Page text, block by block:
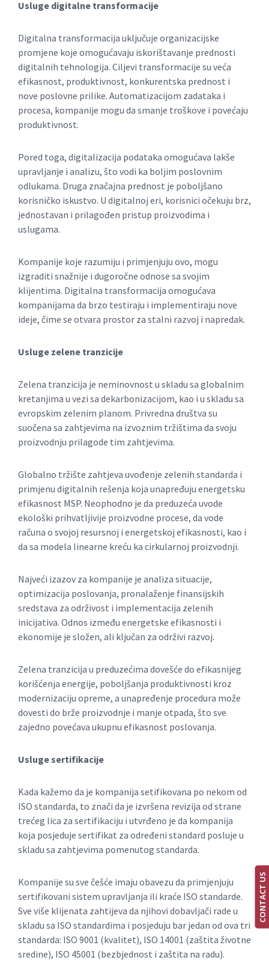
Usluge digitalne transformacije
Digitalna transformacija uključuje organizacijske
promjene koje omogućavaju iskorištavanje prednosti
digitalnih tehnologija. Ciljevi transformacije su veća
efikasnost, produktivnost, konkurentska prednost i
nove poslovne prilike. Automatizacijom zadataka i
procesa, kompanije mogu da smanje troškove i povećaju
produktivnost.
Pored toga, digitalizacija podataka omogućava lakše
upravljanje i analizu, što vodi ka boljim poslovnim
odlukama. Druga značajna prednost je poboljšano
korisničko iskustvo. U digitalnoj eri, korisnici očekuju brz,
jednostavan i prilagođen pristup proizvodima i
uslugama.
Kompanije koje razumiju i primjenjuju ovo, mogu
izgraditi snažnije i dugoročne odnose sa svojim
klijentima. Digitalna transformacija omogućava
kompanijama da brzo testiraju i implementiraju nove
ideje, čime se otvara prostor za stalni razvoj i napredak.
Usluge zelene tranzicije
Zelena tranzicija je neminovnost u skladu sa globalnim
kretanjima u vezi sa dekarbonizacijom, kao i u skladu sa
evropskim zelenim planom. Privredna društva su
suočena sa zahtjevima na izvoznim tržištima da svoju
proizvodnju prilagode tim zahtjevima.
Globalno tržište zahtjeva uvođenje zelenih standarda i
primjenu digitalnih rešenja koja unapređuju energetsku
efikasnost MSP. Neophodno je da preduzeća uvode
ekološki prihvatljivije proizvodne procese, da vode
računa o svojoj resursnoj i energetskoj efikasnosti, kao i
da sa modela linearne kreću ka cirkularnoj proizvodnji.
Najveći izazov za kompanije je analiza situacije,
optimizacija poslovanja, pronalaženje finansijskih
sredstava za održivost i implementacija zelenih
inicijativa. Odnos između energetske efikasnosti i
ekonomije je složen, ali ključan za održivi razvoj.
Zelena tranzicija u preduzećima dovešće do efikasnijeg
korišćenja energije, poboljšanja produktivnosti kroz
modernizaciju opreme, a unapređenje procedura može
dovesti do brže proizvodnje i manje otpada, što sve
zajedno povećava ukupnu efikasnost poslovanja.
Usluge sertifikacije
Kada kažemo da je kompanija setifikovana po nekom od
ISO standarda, to znači da je izvršena revizija od strane
trećeg lica za sertifikaciju i utvrđeno je da kompanija
koja posjeduje sertifikat za određeni standard posluje u
skladu sa zahtjevima pomenutog standarda.
Kompanije su sve češće imaju obavezu da primjenjuju
sertifikovani sistem upravljanja ili kraće ISO standarde.
Sve više klijenata zahtijeva da njihovi dobavljači rade u
skladu sa ISO standardima i posjeduju bar jedan od ova tri
standarda: ISO 9001 (kvalitet), ISO 14001 (zaštita životne
sredine), ISO 45001 (bezbjednost i zaštita na radu).
CONTACT US